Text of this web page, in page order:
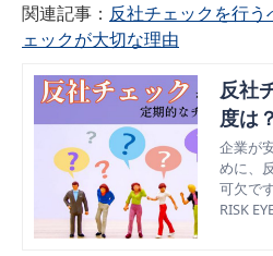
関連記事： 反社チェックを行
ェックが大切な理由
反社
度は
大切
企業が
めに、
可欠で
でなく
RISK